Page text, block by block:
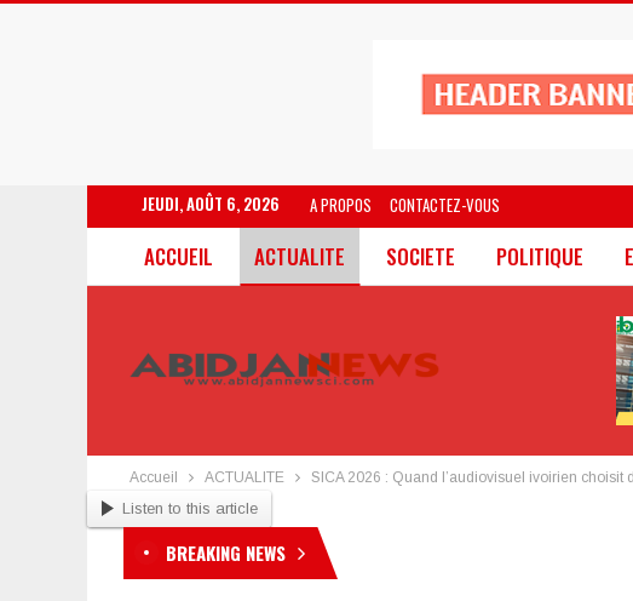
JEUDI, AOÛT 6, 2026 A PROPOS CONTACTEZ-VOUS
ACCUEIL ACTUALITE SOCIETE POLITIQUE
Accueil ACTUALITE SICA 2026 : Quand l’audiovisuel ivoirien choisit
Listen to this article
BREAKING NEWS